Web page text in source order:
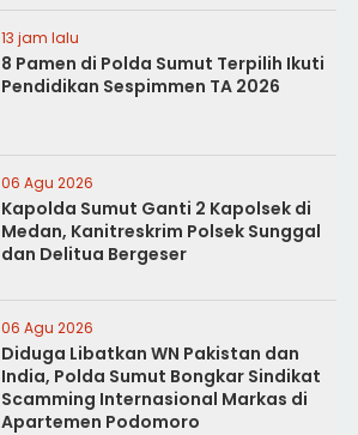
13 jam lalu
8 Pamen di Polda Sumut Terpilih Ikuti
Pendidikan Sespimmen TA 2026
06 Agu 2026
Kapolda Sumut Ganti 2 Kapolsek di
Medan, Kanitreskrim Polsek Sunggal
dan Delitua Bergeser
06 Agu 2026
Diduga Libatkan WN Pakistan dan
India, Polda Sumut Bongkar Sindikat
Scamming Internasional Markas di
Apartemen Podomoro